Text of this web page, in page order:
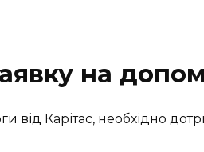
на
Карітас, необхідно